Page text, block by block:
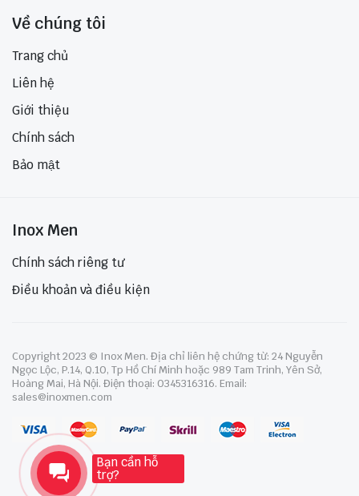
Về chúng tôi
Trang chủ
Liên hệ
Giới thiệu
Chính sách
Bảo mật
Inox Men
Chính sách riêng tư
Điều khoản và điều kiện
Copyright 2023 © Inox Men. Địa chỉ liên hệ chứng từ: 24 Nguyễn
Ngọc Lộc, P.14, Q.10, Tp Hồ Chí Minh hoặc 989 Tam Trinh, Yên Sở,
Hoàng Mai, Hà Nội. Điện thoại: 0345316316. Email:
sales@inoxmen.com
Bạn cần hỗ
trợ?